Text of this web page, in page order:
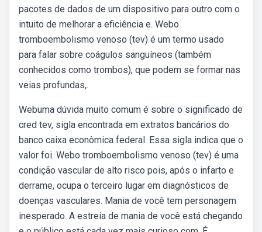
pacotes de dados de um dispositivo para outro com o
intuito de melhorar a eficiência e. Webo
tromboembolismo venoso (tev) é um termo usado
para falar sobre coágulos sanguíneos (também
conhecidos como trombos), que podem se formar nas
veias profundas,.
Webuma dúvida muito comum é sobre o significado de
cred tev, sigla encontrada em extratos bancários do
banco caixa econômica federal. Essa sigla indica que o
valor foi. Webo tromboembolismo venoso (tev) é uma
condição vascular de alto risco pois, após o infarto e
derrame, ocupa o terceiro lugar em diagnósticos de
doenças vasculares. Mania de você tem personagem
inesperado. A estreia de mania de você está chegando